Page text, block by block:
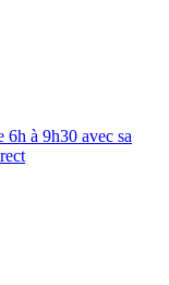
à 9h30 avec sa